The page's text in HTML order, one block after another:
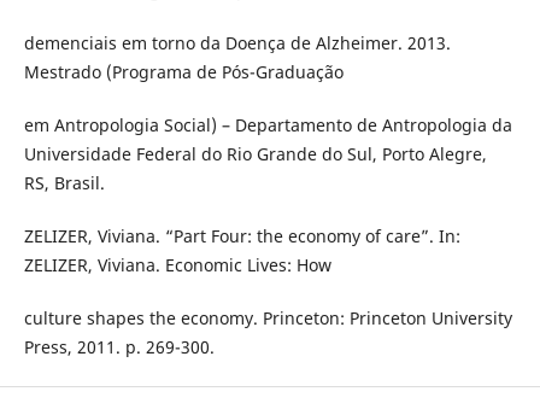
demenciais em torno da Doença de Alzheimer. 2013.
Mestrado (Programa de Pós-Graduação
em Antropologia Social) – Departamento de Antropologia da
Universidade Federal do Rio Grande do Sul, Porto Alegre,
RS, Brasil.
ZELIZER, Viviana. “Part Four: the economy of care”. In:
ZELIZER, Viviana. Economic Lives: How
culture shapes the economy. Princeton: Princeton University
Press, 2011. p. 269-300.